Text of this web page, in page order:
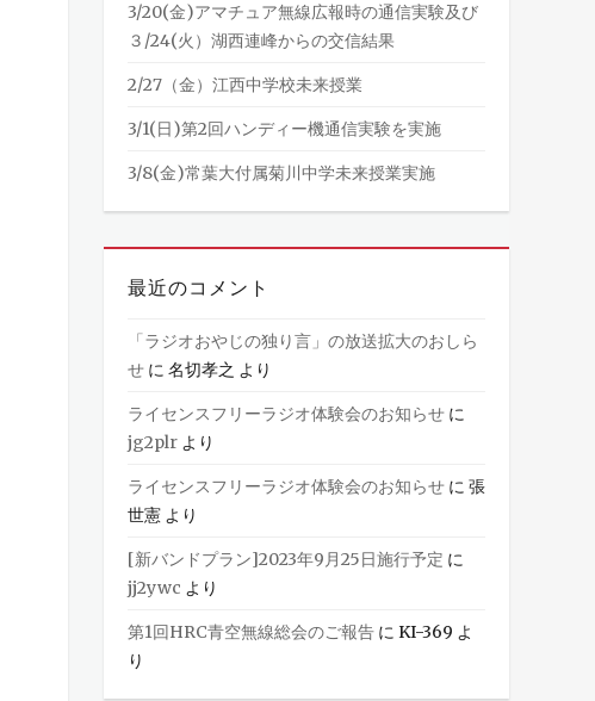
3/20(金)アマチュア無線広報時の通信実験及び
３/24(火）湖西連峰からの交信結果
2/27（金）江西中学校未来授業
3/1(日)第2回ハンディー機通信実験を実施
3/8(金)常葉大付属菊川中学未来授業実施
最近のコメント
「ラジオおやじの独り言」の放送拡大のおしら
せ に 名切孝之 より
ライセンスフリーラジオ体験会のお知らせ に
jg2plr より
ライセンスフリーラジオ体験会のお知らせ に 張
世憲 より
[新バンドプラン]2023年9月25日施行予定 に
jj2ywc より
第1回HRC青空無線総会のご報告 に KI-369 よ
り